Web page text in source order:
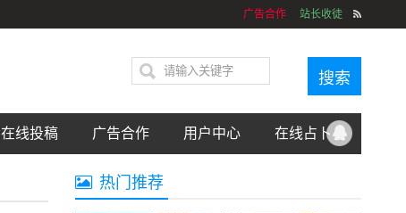
广告合作 站长收徒
在线投稿 广告合作 用户中心 在线占卜
热门推荐